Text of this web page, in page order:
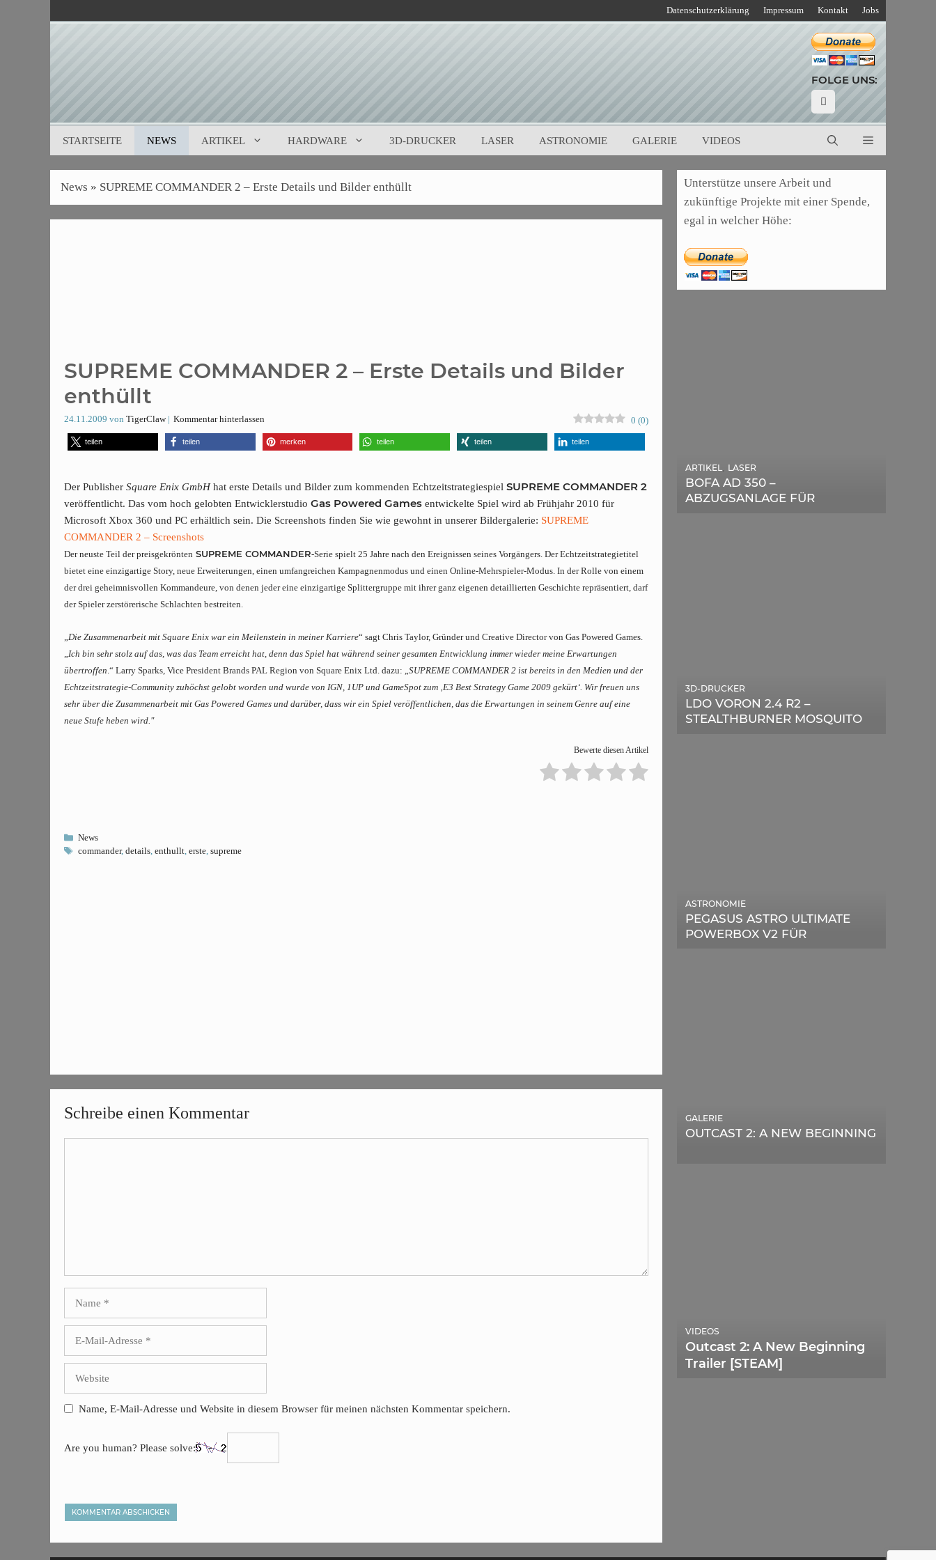
Datenschutzerklärung Impressum Kontakt Jobs
FOLGE UNS:
STARTSEITE NEWS ARTIKEL HARDWARE 3D-DRUCKER LASER ASTRONOMIE GALERIE VIDEOS
News » SUPREME COMMANDER 2 – Erste Details und Bilder enthüllt
SUPREME COMMANDER 2 – Erste Details und Bilder
enthüllt
24.11.2009 von TigerClaw 0 (0)
Kommentar hinterlassen
teilen teilen merken teilen teilen teilen
Der Publisher Square Enix GmbHhat erste Details und Bilder zum kommenden Echtzeitstrategiespiel SUPREME COMMANDER 2
veröffentlicht. Das vom hoch gelobten Entwicklerstudio Gas Powered Games entwickelte Spiel wird ab Frühjahr 2010 für
Microsoft Xbox 360 und PC erhältlich sein. Die Screenshots finden Sie wie gewohnt in unserer Bildergalerie: SUPREME
COMMANDER 2 – Screenshots
Der neuste Teil der preisgekrönten SUPREME COMMANDER-Serie spielt 25 Jahre nach den Ereignissen seines Vorgängers. Der Echtzeitstrategietitel
bietet eine einzigartige Story, neue Erweiterungen, einen umfangreichen Kampagnenmodus und einen Online-Mehrspieler-Modus. In der Rolle von einem
der drei geheimnisvollen Kommandeure, von denen jeder eine einzigartige Splittergruppe mit ihrer ganz eigenen detaillierten Geschichte repräsentiert, darf
der Spieler zerstörerische Schlachten bestreiten.
Die Zusammenarbeit mit Square Enix war ein Meilenstein in meiner Karriere“ sagt Chris Taylor, Gründer und Creative Director von Gas Powered Games.
Ich bin sehr stolz auf das, was das Team erreicht hat, denn das Spiel hat während seiner gesamten Entwicklung immer wieder meine Erwartungen
übertroffen .“ Larry Sparks, Vice President Brands PAL Region von Square Enix Ltd. dazu: „ SUPREME COMMANDER 2 ist bereits in den Medien und der
Echtzeitstrategie-Community zuhöchst gelobt worden und wurde von IGN, 1UP und GameSpot zum ‚E3 Best Strategy Game 2009 gekürt‘. Wir freuen uns
sehr über die Zusammenarbeit mit Gas Powered Games und darüber, dass wir ein Spiel veröffentlichen, das die Erwartungen in seinem Genre auf eine
neue Stufe heben wird."
Bewerte diesen Artikel
Kategorien
News
Schlagwörter
commander,details,enthullt,erste,supreme
Schreibe einen Kommentar
Adresse
Name, E-Mail-Adresse und Website in diesem Browser für meinen nächsten Kommentar speichern.
Are you human? Please solve:
Unterstütze unsere Arbeit und
zukünftige Projekte mit einer Spende,
egal in welcher Höhe:
BOFA AD 350 –
ABZUGSANLAGE FÜR
ARTIKEL, LASER
DIE BEDEUTENDSTEN
SCHRITTE ZUR
ARTIKEL, SONSTIGE
LDO VORON 2.4 R2 –
STEALTHBURNER MOSQUITO
3D-DRUCKER
PEGASUS ASTRO ULTIMATE
POWERBOX V2 FÜR
ASTRONOMIE
OUTCAST 2: A NEW BEGINNING
GALERIE
Outcast 2: A New Beginning
Trailer [STEAM]
VIDEOS